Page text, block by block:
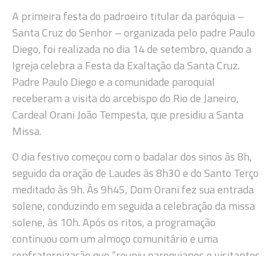
A primeira festa do padroeiro titular da paróquia –
Santa Cruz do Senhor – organizada pelo padre Paulo
Diego, foi realizada no dia 14 de setembro, quando a
Igreja celebra a Festa da Exaltação da Santa Cruz.
Padre Paulo Diego e a comunidade paroquial
receberam a visita do arcebispo do Rio de Janeiro,
Cardeal Orani João Tempesta, que presidiu a Santa
Missa.
O dia festivo começou com o badalar dos sinos às 8h,
seguido da oração de Laudes às 8h30 e do Santo Terço
meditado às 9h. Às 9h45, Dom Orani fez sua entrada
solene, conduzindo em seguida a celebração da missa
solene, às 10h. Após os ritos, a programação
continuou com um almoço comunitário e uma